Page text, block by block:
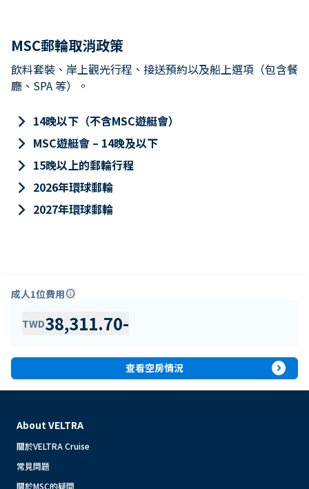
MSC郵輪取消政策
飲料套裝、岸上觀光行程、接送預約以及船上選項（包含餐
廳、SPA 等）。
keyboard_arrow_right 14晚以下（不含MSC遊艇會）
keyboard_arrow_right MSC遊艇會 – 14晚及以下
keyboard_arrow_right 15晚以上的郵輪行程
keyboard_arrow_right 2026年環球郵輪
keyboard_arrow_right 2027年環球郵輪
成人1位費用info
TWD38,311.70-
查看空房情況 expand_circle_right
About VELTRA
關於VELTRA Cruise
常見問題
關於MSC的疑問